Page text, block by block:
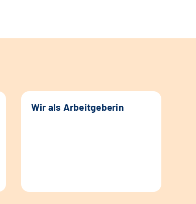
Wir als Arbeitgeberin